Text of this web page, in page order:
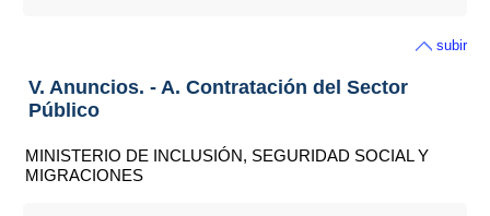
subir
V. Anuncios. - A. Contratación del Sector
Público
MINISTERIO DE INCLUSIÓN, SEGURIDAD SOCIAL Y
MIGRACIONES